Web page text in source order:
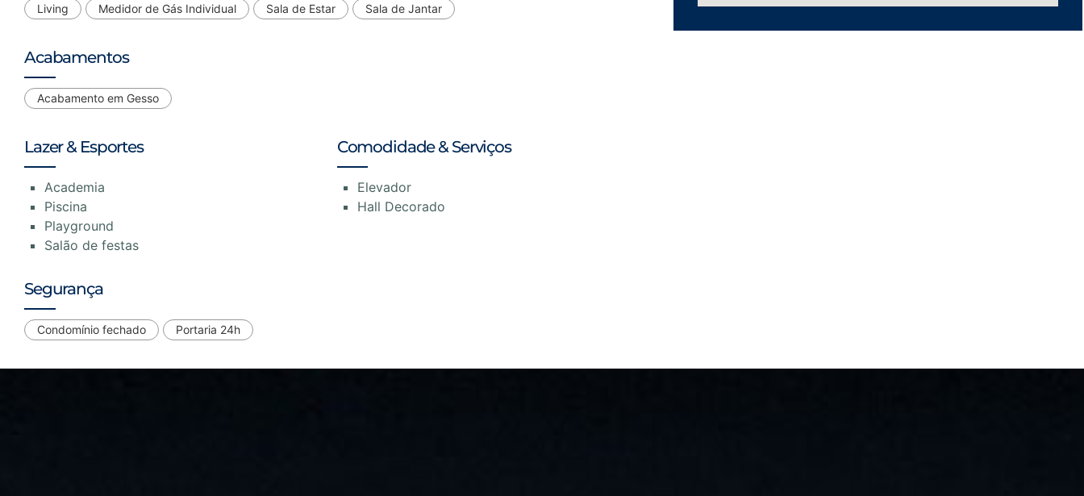
Living
Medidor de Gás Individual Sala de Estar Sala de Jantar
Acabamentos
Acabamento em Gesso
Lazer & Esportes
Academia
Piscina
Playground
Salão de festas
Comodidade & Serviços
Elevador
Hall Decorado
Segurança
Condomínio fechado Portaria 24h